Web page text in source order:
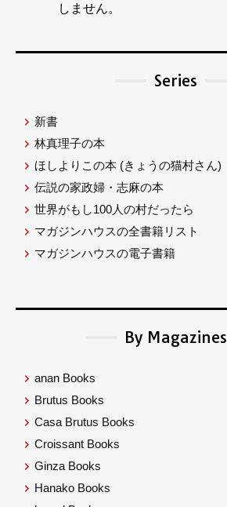
しません。
Series
新書
林真理子の本
ほしよりこの本 (きょうの猫村さん)
伝説の家政婦・志麻の本
世界がもし100人の村だったら
マガジンハウスの全書籍リスト
マガジンハウスの電子書籍
By Magazines
anan Books
Brutus Books
Casa Brutus Books
Croissant Books
Ginza Books
Hanako Books